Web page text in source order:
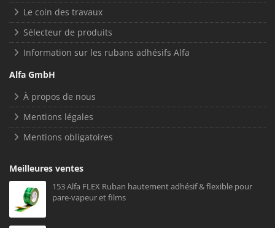
Le coin des travaux
Sélecteur de produits
Information sur les rubans adhésifs Alfa
Alfa GmbH
À propos de nous
Mentions légales
Mentions obligatoires
Meilleures ventes
153 Alfa FLEX Ruban hautement adhésif & flexible pour
pare-vapeur et films